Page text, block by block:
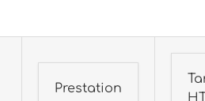
Prestation